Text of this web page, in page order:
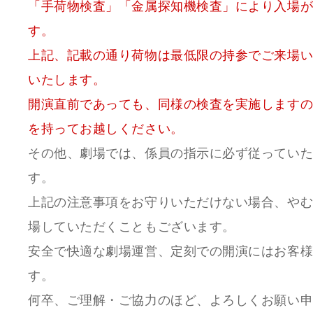
「手荷物検査」「金属探知機検査」により入場
す。
上記、記載の通り荷物は最低限の持参でご来場
いたします。
開演直前であっても、同様の検査を実施します
を持ってお越しください。
その他、劇場では、係員の指示に必ず従ってい
す。
上記の注意事項をお守りいただけない場合、や
場していただくこともございます。
安全で快適な劇場運営、定刻での開演にはお客
す。
何卒、ご理解・ご協力のほど、よろしくお願い